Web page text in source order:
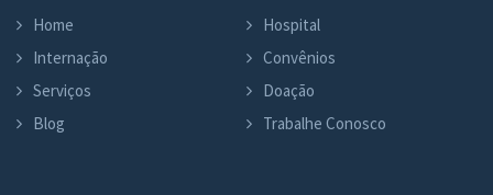
Home
Hospital
Internação
Convênios
Serviços
Doação
Blog
Trabalhe Conosco